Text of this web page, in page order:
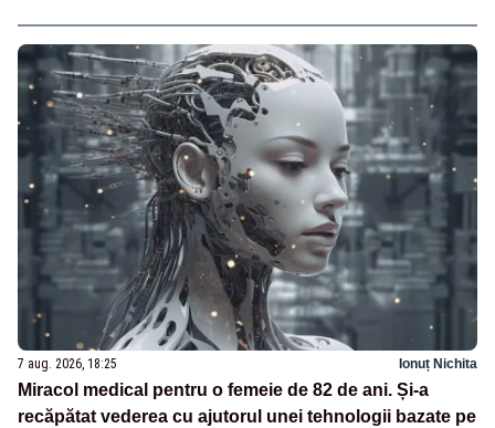
7 aug. 2026, 18:25 Ionuț Nichita
Miracol medical pentru o femeie de 82 de ani. Și-a
recăpătat vederea cu ajutorul unei tehnologii bazate pe